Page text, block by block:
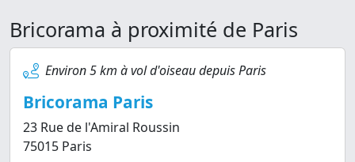
Bricorama à proximité de Paris
Environ 5 km à vol d'oiseau depuis Paris
Bricorama Paris
23 Rue de l'Amiral Roussin
75015 Paris